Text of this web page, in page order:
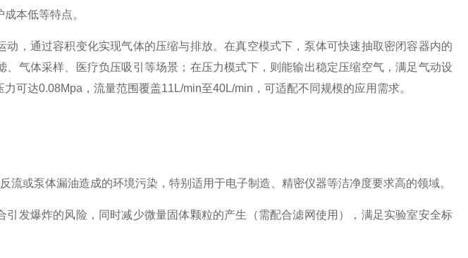
本低等特点。
，通过容积变化实现气体的压缩与排放。在真空模式下，泵体可快速抽取密闭容器内的
气体采样、医疗负压吸引等场景；在压力模式下，则能输出稳定压缩空气，满足气动设
可达0.08Mpa，流量范围覆盖11L/min至40L/min，可适配不同规模的应用需求。
或泵体漏油造成的环境污染，特别适用于电子制造、精密仪器等洁净度要求高的领域。
发爆炸的风险，同时减少微量固体颗粒的产生（需配合滤网使用），满足实验室安全标